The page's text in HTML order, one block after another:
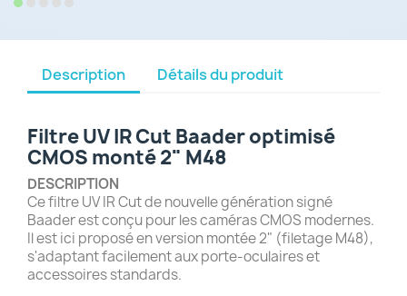
Description Détails du produit
Filtre UV IR Cut Baader optimisé
CMOS monté 2" M48
DESCRIPTION
Ce filtre UV IR Cut de nouvelle génération signé
Baader est conçu pour les caméras CMOS modernes.
Il est ici proposé en version montée 2" (filetage M48),
s'adaptant facilement aux porte-oculaires et
accessoires standards.